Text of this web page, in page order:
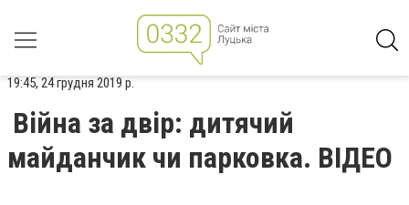
19:45, 24 грудня 2019 р.
Війна за двір: дитячий
майданчик чи парковка. ВІДЕО